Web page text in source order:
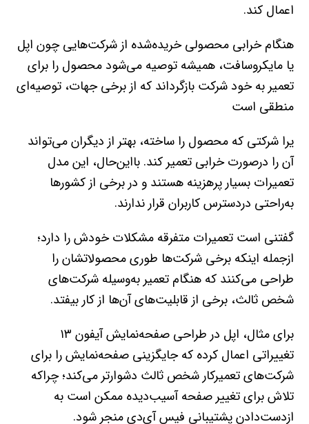
اعمال کند.
هنگام خرابی محصولی خریده‌شده از شرکت‌هایی چون اپل
یا مایکروسافت، همیشه توصیه می‌شود محصول را برای
تعمیر به خود شرکت بازگرداند که از برخی جهات، توصیه‌ای
منطقی است
یرا شرکتی که محصول را ساخته، بهتر از دیگران می‌تواند
آن را درصورت خرابی تعمیر کند. بااین‌حال، این مدل
تعمیرات بسیار پرهزینه هستند و در برخی از کشورها
به‌راحتی دردسترس کاربران قرار ندارند.
گفتنی است تعمیرات متفرقه مشکلات خودش را دارد؛
ازجمله اینکه برخی شرکت‌ها طوری محصولاتشان را
طراحی می‌کنند که هنگام تعمیر به‌وسیله شرکت‌های
شخص ثالث، برخی از قابلیت‌های آن‌ها از کار بیفتد.
برای مثال، اپل در طراحی صفحه‌نمایش آیفون ۱۳
تغییراتی اعمال کرده که جایگزینی صفحه‌نمایش را برای
شرکت‌های تعمیرکار شخص ثالث دشوارتر می‌کند؛ چراکه
تلاش برای تغییر صفحه آسیب‌دیده ممکن است به
ازدست‌دادن پشتیبانی فیس آی‌دی منجر شود.